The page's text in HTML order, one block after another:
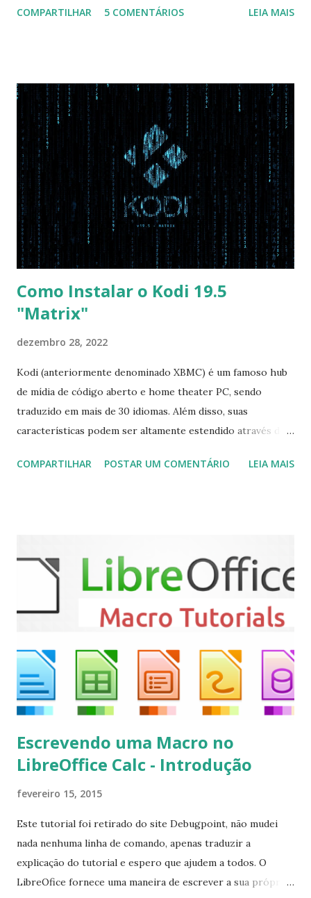
Na inicialização aperte F2 para acessar a BIOS e então faça
com Win, deixe essa opção no Auto ) Set AHCI Mode ->
Disabled USB S3 Wake-up -> Enabled Boot: Secure Boot ->
Disabled OS Mode Selection -> UEFI and CSM OS (Essa
opção garante boot com Win e Linux) Boot > Boot Priority
Order USB HDD: SATA CD: SATA HDD: Essa ordem de boot
vai garantir que ele tente primeiro o boot pela USB, depois
pelo CD e por último no HD. Apenas as opções acima são
as necessá...
COMPARTILHAR 5 COMENTÁRIOS LEIA MAIS
Como Instalar o Kodi 19.5
"Matrix"
dezembro 28, 2022
Kodi (anteriormente denominado XBMC) é um famoso hub
de mídia de código aberto e home theater PC, sendo
traduzido em mais de 30 idiomas. Além disso, suas
características podem ser altamente estendido através de
(personal video recorder). A versão final do Kodi 19.5
sudo apt-get install kodi Use o comando a seguir para
instalar codecs de áudio e outros complementos,
executando: $ sudo apt-get install --install-suggests
kodi Para remover, execute: $ sudo apt-get remove
COMPARTILHAR POSTAR UM COMENTÁRIO LEIA MAIS
Escrevendo uma Macro no
LibreOffice Calc - Introdução
fevereiro 15, 2015
Este tutorial foi retirado do site Debugpoint, não mudei
nada nenhuma linha de comando, apenas traduzir a
explicação do tutorial e espero que ajudem a todos. O
LibreOfice fornece uma maneira de escrever a sua própria